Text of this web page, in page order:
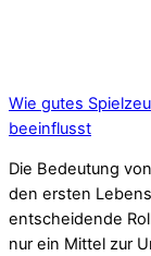
Wie gutes
beeinflusst
Die Bedeutung
den ersten
entscheidende
nur ein Mittel zur